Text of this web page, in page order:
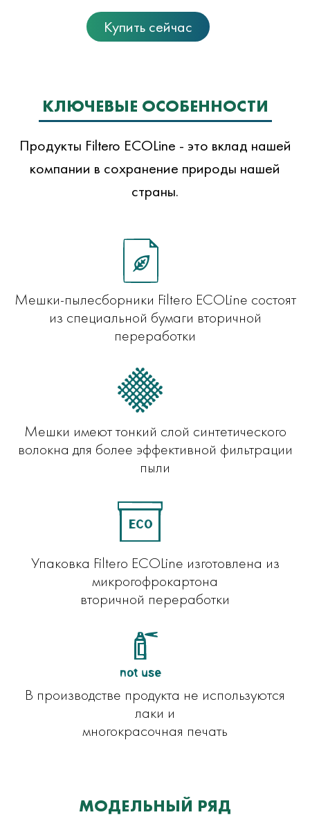
Купить сейчас
КЛЮЧЕВЫЕ ОСОБЕННОСТИ
Продукты Filtero ECOLine - это вклад нашей
компании в сохранение природы нашей
страны.
Мешки-пылесборники Filtero ECOLine состоят
из специальной бумаги вторичной
переработки
Мешки имеют тонкий слой синтетического
волокна для более эффективной фильтрации
пыли
Упаковка Filtero ECOLine изготовлена из
микрогофрокартона
вторичной переработки
В производстве продукта не используются
лаки и
многокрасочная печать
МОДЕЛЬНЫЙ РЯД